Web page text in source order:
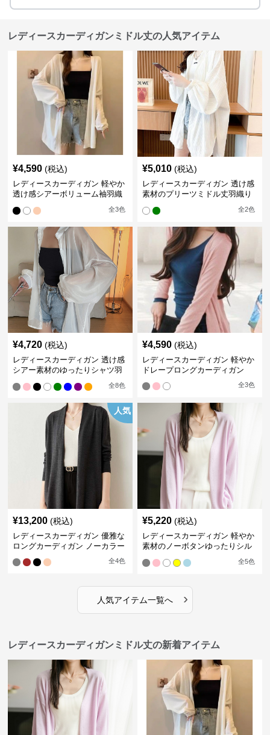
レディースカーディガンミドル丈の人気アイテム
¥4,590 (税込)
レディースカーディガン 軽やか
透け感シアーボリューム袖羽織
全3色
¥5,010 (税込)
レディースカーディガン 透け感
素材のプリーツミドル丈羽織り
全2色
¥4,720 (税込)
レディースカーディガン 透け感
シアー素材のゆったりシャツ羽
全8色
¥4,590 (税込)
レディースカーディガン 軽やか
ドレープロングカーディガン
全3色
人気
¥13,200 (税込)
レディースカーディガン 優雅な
ロングカーディガン ノーカラー
全4色
¥5,220 (税込)
レディースカーディガン 軽やか
素材のノーボタンゆったりシル
全5色
人気アイテム一覧へ ›
レディースカーディガンミドル丈の新着アイテム